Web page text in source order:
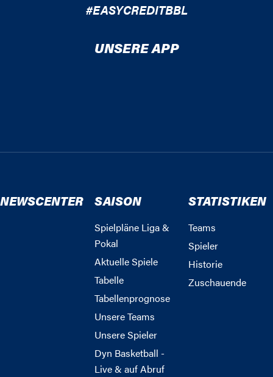
#EASYCREDITBBL
UNSERE APP
NEWSCENTER SAISON
Spielpläne Liga &
Pokal
Aktuelle Spiele
Tabelle
Tabellenprognose
Unsere Teams
Unsere Spieler
Dyn Basketball -
Live & auf Abruf
STATISTIKEN
Teams
Spieler
Historie
Zuschauende